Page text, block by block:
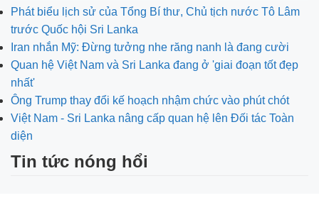
Phát biểu lịch sử của Tổng Bí thư, Chủ tịch nước Tô Lâm
trước Quốc hội Sri Lanka
Iran nhắn Mỹ: Đừng tưởng nhe răng nanh là đang cười
Quan hệ Việt Nam và Sri Lanka đang ở 'giai đoạn tốt đẹp
nhất'
Ông Trump thay đổi kế hoạch nhậm chức vào phút chót
Việt Nam - Sri Lanka nâng cấp quan hệ lên Đối tác Toàn
diện
Tin tức nóng hổi